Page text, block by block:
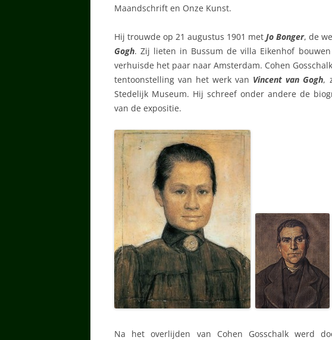
Maandschrift en Onze Kunst.
Hij trouwde op 21 augustus 1901 met Jo Bonger, de
Gogh. Zij lieten in Bussum de villa Eikenhof
verhuisde het paar naar Amsterdam. Cohen
tentoonstelling van het werk van Vincent van Gogh,
Stedelijk Museum. Hij schreef onder andere de
van de expositie.
Na het overlijden van Cohen Gosschalk werd